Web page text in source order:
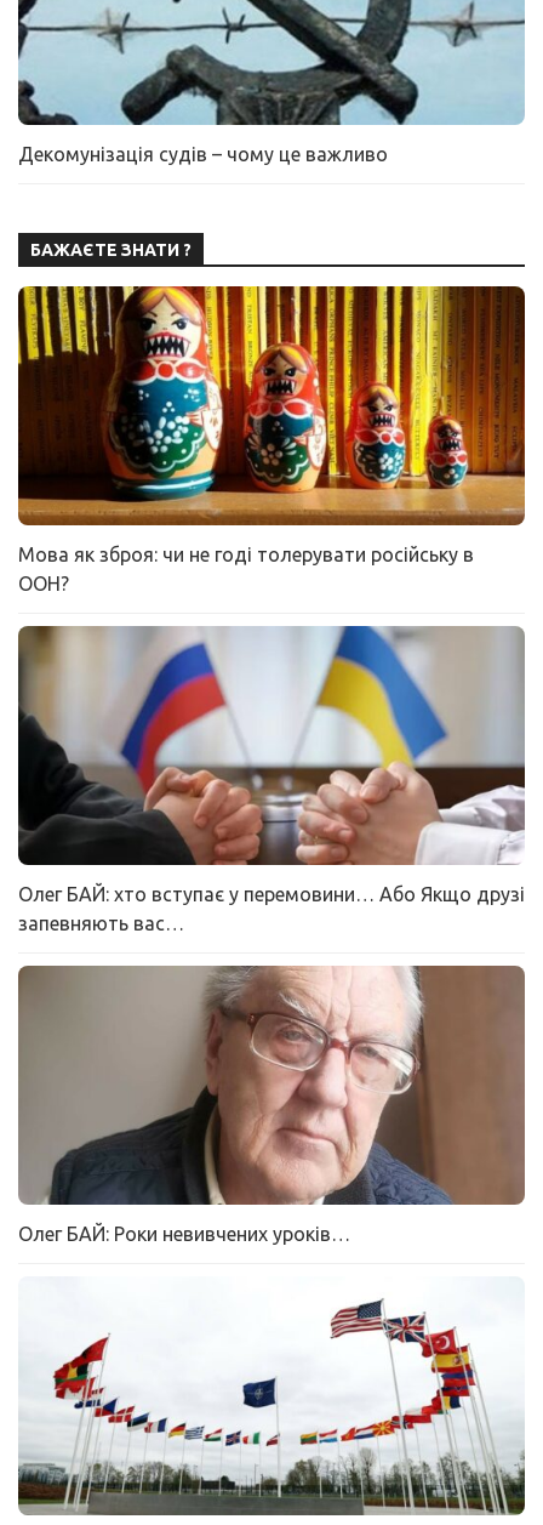
Декомунізація судів – чому це важливо
БАЖАЄТЕ ЗНАТИ ?
Мова як зброя: чи не годі толерувати російську в
ООН?
Олег БАЙ: хто вступає у перемовини… Або Якщо друзі
запевняють вас…
Олег БАЙ: Роки невивчених уроків…